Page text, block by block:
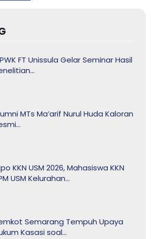
FT Unissula Gelar Seminar Hasil
MTs Ma’arif Nurul Huda Kaloran
KKN USM 2026, Mahasiswa KKN
USM Kelurahan…
Semarang Tempuh Upaya
Kasasi soal…